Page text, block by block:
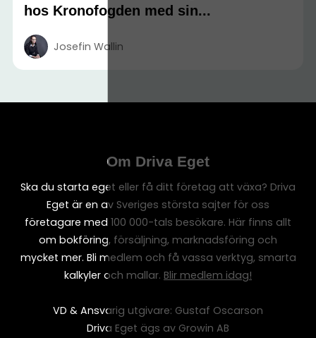
hos Kronofogden med sin...
Josefin Wallin
Om Driva Eget
Ska du starta eget eller få ditt företag att växa? Driva
Eget är en av Sveriges största sajter för oss
företagare med 100 000-tals besökare. Här finns allt
om bokföring, försäljning, marknadsföring och
mycket mer. Bli medlem och få vassa verktyg, smarta
kalkyler och mallar. Blir medlem idag!
VD & Ansvarig utgivare: Gustaf Oscarson
Driva Eget ägs av Growin AB